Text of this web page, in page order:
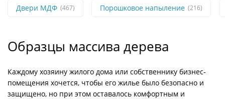
Двери МДФ (467) Порошковое напыление (216)
Образцы массива дерева
Каждому хозяину жилого дома или собственнику бизнес-
помещения хочется, чтобы его жилье было безопасно и
защищено, но при этом оставалось комфортным и